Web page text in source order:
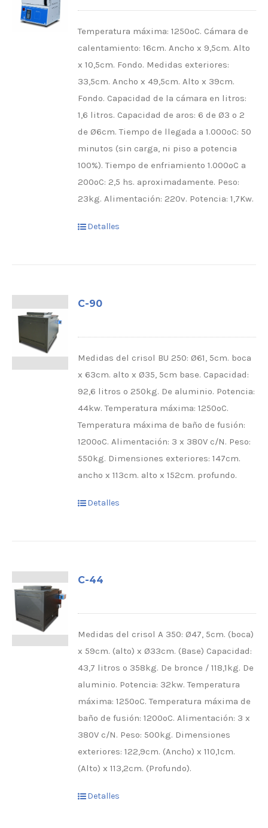
Temperatura máxima: 1250ºC. Cámara de
calentamiento: 16cm. Ancho x 9,5cm. Alto
x 10,5cm. Fondo. Medidas exteriores:
33,5cm. Ancho x 49,5cm. Alto x 39cm.
Fondo. Capacidad de la cámara en litros:
1,6 litros. Capacidad de aros: 6 de Ø3 o 2
de Ø6cm. Tiempo de llegada a 1.000ºC: 50
minutos (sin carga, ni piso a potencia
100%). Tiempo de enfriamiento 1.000ºC a
200ºC: 2,5 hs. aproximadamente. Peso:
23kg. Alimentación: 220v. Potencia: 1,7Kw.
Detalles
C-90
Medidas del crisol BU 250: Ø61, 5cm. boca
x 63cm. alto x Ø35, 5cm base. Capacidad:
92,6 litros o 250kg. De aluminio. Potencia:
44kw. Temperatura máxima: 1250ºC.
Temperatura máxima de baño de fusión:
1200ºC. Alimentación: 3 x 380V c/N. Peso:
550kg. Dimensiones exteriores: 147cm.
ancho x 113cm. alto x 152cm. profundo.
Detalles
C-44
Medidas del crisol A 350: Ø47, 5cm. (boca)
x 59cm. (alto) x Ø33cm. (Base) Capacidad:
43,7 litros o 358kg. De bronce / 118,1kg. De
aluminio. Potencia: 32kw. Temperatura
máxima: 1250ºC. Temperatura máxima de
baño de fusión: 1200ºC. Alimentación: 3 x
380V c/N. Peso: 500kg. Dimensiones
exteriores: 122,9cm. (Ancho) x 110,1cm.
(Alto) x 113,2cm. (Profundo).
Detalles